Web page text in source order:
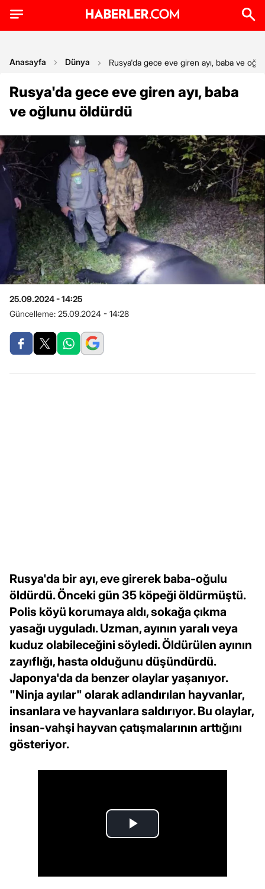
Anasayfa Dünya Rusya'da gece eve giren ayı, baba ve
Rusya'da gece eve giren ayı, baba
ve oğlunu öldürdü
25.09.2024 - 14:25
Güncelleme: 25.09.2024 - 14:28
Rusya'da bir ayı, eve girerek baba-oğulu
öldürdü. Önceki gün 35 köpeği öldürmüştü.
Polis köyü korumaya aldı, sokağa çıkma
yasağı uyguladı. Uzman, ayının yaralı veya
kuduz olabileceğini söyledi. Öldürülen ayının
zayıflığı, hasta olduğunu düşündürdü.
Japonya'da da benzer olaylar yaşanıyor.
"Ninja ayılar" olarak adlandırılan hayvanlar,
insanlara ve hayvanlara saldırıyor. Bu olaylar,
insan-vahşi hayvan çatışmalarının arttığını
gösteriyor.